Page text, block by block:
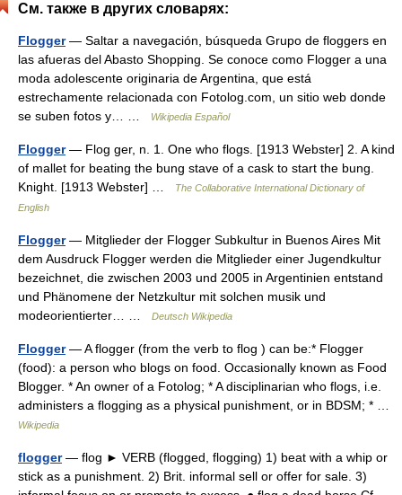
См. также в других словарях:
Flogger— Saltar a navegación, búsqueda Grupo de floggers en
las afueras del Abasto Shopping. Se conoce como Flogger a una
moda adolescente originaria de Argentina, que está
estrechamente relacionada con Fotolog.com, un sitio web donde
se suben fotos y… …
Wikipedia Español
Flogger— Flog ger, n. 1. One who flogs. [1913 Webster] 2. A kind
of mallet for beating the bung stave of a cask to start the bung.
Knight. [1913 Webster] …
The Collaborative International Dictionary of
English
Flogger— Mitglieder der Flogger Subkultur in Buenos Aires Mit
dem Ausdruck Flogger werden die Mitglieder einer Jugendkultur
bezeichnet, die zwischen 2003 und 2005 in Argentinien entstand
und Phänomene der Netzkultur mit solchen musik und
modeorientierter… …
Deutsch Wikipedia
Flogger— A flogger (from the verb to flog ) can be:* Flogger
(food): a person who blogs on food. Occasionally known as Food
Blogger. * An owner of a Fotolog; * A disciplinarian who flogs, i.e.
administers a flogging as a physical punishment, or in BDSM; * …
Wikipedia
flogger— flog ► VERB (flogged, flogging) 1) beat with a whip or
stick as a punishment. 2) Brit. informal sell or offer for sale. 3)